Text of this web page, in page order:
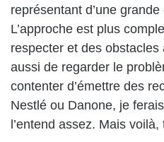
représentant d’une
L’approche est plus
respecter et des
aussi de regarder le
contenter d’émettre des
Nestlé ou Danone, je
l’entend assez. Mais